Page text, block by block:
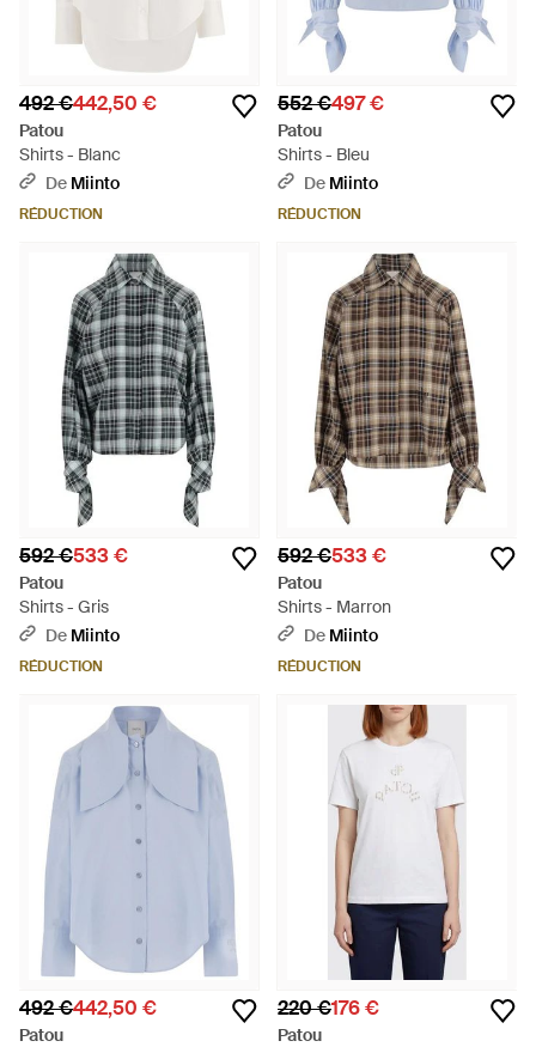
492 €442,50 €
Patou
Shirts - Blanc
De Miinto
RÉDUCTION
552 €497 €
Patou
Shirts - Bleu
De Miinto
RÉDUCTION
592 €533 €
Patou
Shirts - Gris
De Miinto
RÉDUCTION
592 €533 €
Patou
Shirts - Marron
De Miinto
RÉDUCTION
492 €442,50 €
Patou
220 €176 €
Patou